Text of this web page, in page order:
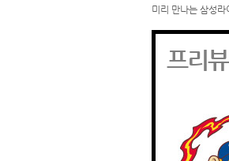
미리 만나는 삼성라
프리뷰